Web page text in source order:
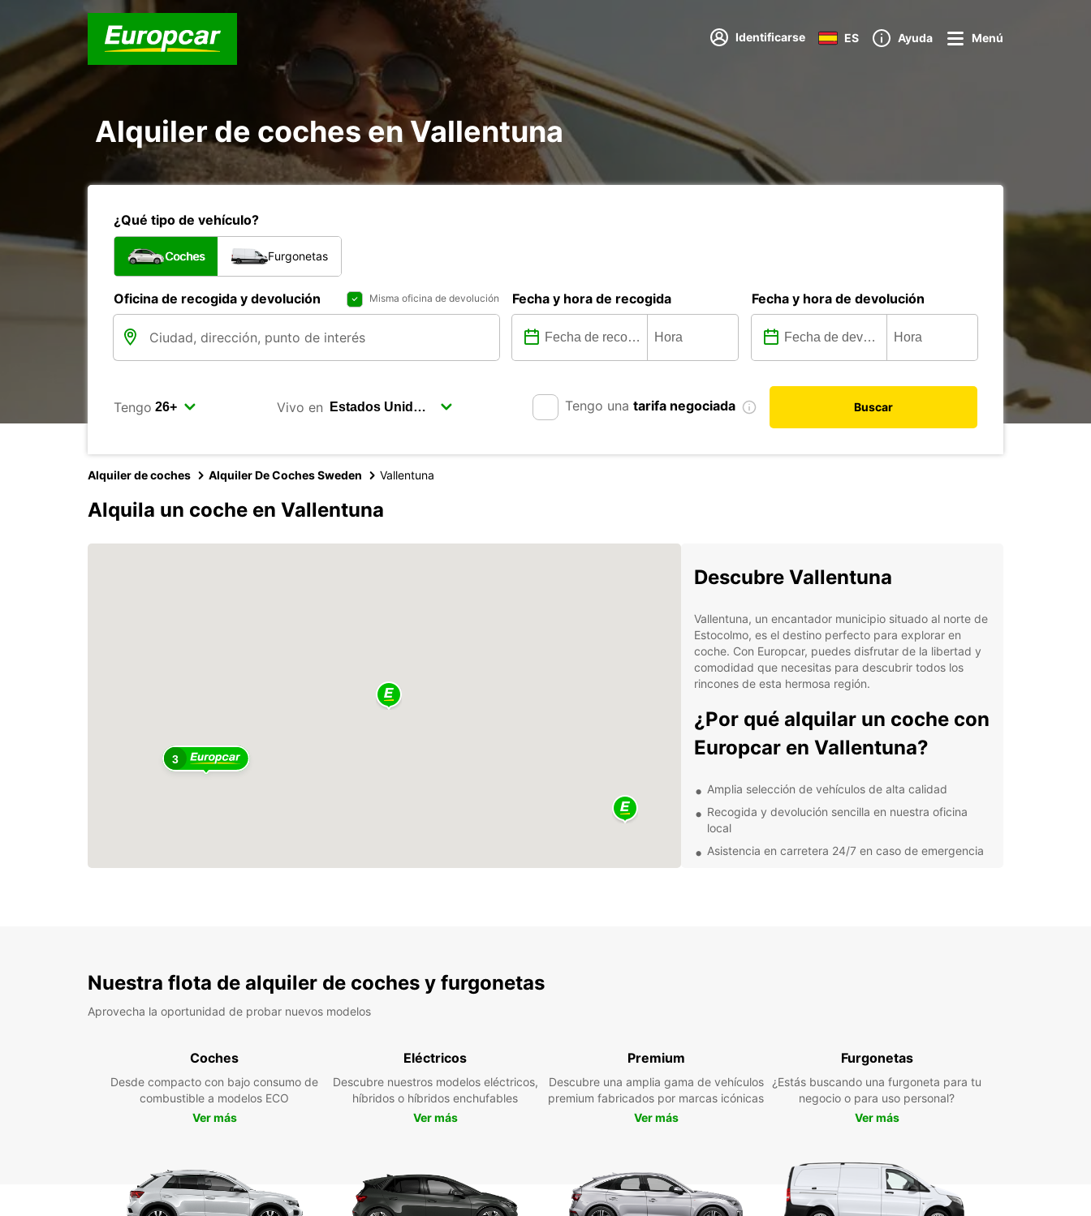
Identificarse ES Ayuda Menú
Alquiler de coches en Vallentuna
¿Qué tipo de vehículo?
Coches Furgonetas
Oficina de recogida y devolución Misma oficina de devolución Fecha y hora de recogida Fecha y hora de devolución
Tengo Vivo en Tengo una tarifa negociada Buscar
Alquiler de coches Alquiler De Coches Sweden Vallentuna
Alquila un coche en Vallentuna
3
Descubre Vallentuna
Vallentuna, un encantador municipio situado al norte de
Estocolmo, es el destino perfecto para explorar en
coche. Con Europcar, puedes disfrutar de la libertad y
comodidad que necesitas para descubrir todos los
rincones de esta hermosa región.
¿Por qué alquilar un coche con
Europcar en Vallentuna?
Amplia selección de vehículos de alta calidad
Recogida y devolución sencilla en nuestra oficina
local
Asistencia en carretera 24/7 en caso de emergencia
También puedes acercarte a Estocolmo y explorar la
Reserva tu coche con
No pierdas la oportunidad de vivir una experiencia
inolvidable en Vallentuna con Europcar. Reserva tu
coche ahora mismo y comienza a explorar este
Nuestra flota de alquiler de coches y furgonetas
Aprovecha la oportunidad de probar nuevos modelos
Coches
Desde compacto con bajo consumo de
combustible a modelos ECO
Ver más
Eléctricos
Descubre nuestros modelos eléctricos,
híbridos o híbridos enchufables
Ver más
Premium
Descubre una amplia gama de vehículos
premium fabricados por marcas icónicas
Ver más
Furgonetas
¿Estás buscando una furgoneta para tu
negocio o para uso personal?
Ver más